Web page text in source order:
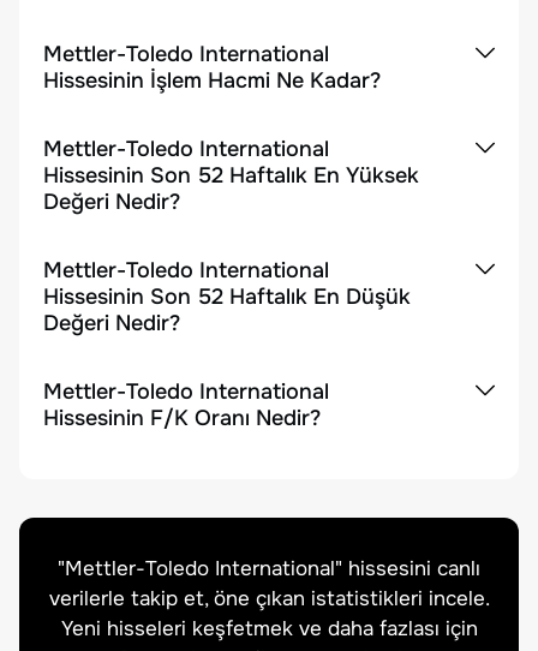
Mettler-Toledo International
Hissesinin İşlem Hacmi Ne Kadar?
Mettler-Toledo International
Hissesinin Son 52 Haftalık En Yüksek
Değeri Nedir?
Mettler-Toledo International
Hissesinin Son 52 Haftalık En Düşük
Değeri Nedir?
Mettler-Toledo International
Hissesinin F/K Oranı Nedir?
"Mettler-Toledo International" hissesini canlı
verilerle takip et, öne çıkan istatistikleri incele.
Yeni hisseleri keşfetmek ve daha fazlası için